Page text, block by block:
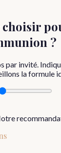
choisir
?
par invité.
la formule